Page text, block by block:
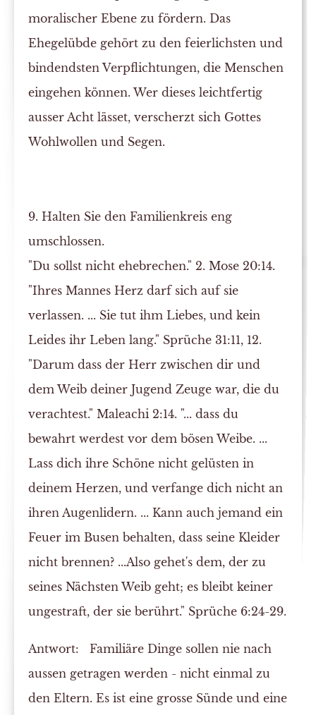
moralischer Ebene zu fördern. Das
Ehegelübde gehört zu den feierlichsten und
bindendsten Verpflichtungen, die Menschen
eingehen können. Wer dieses leichtfertig
ausser Acht lässet, verscherzt sich Gottes
Wohlwollen und Segen.
9. Halten Sie den Familienkreis eng
umschlossen.
"Du sollst nicht ehebrechen." 2. Mose 20:14.
"Ihres Mannes Herz darf sich auf sie
verlassen. ... Sie tut ihm Liebes, und kein
Leides ihr Leben lang." Sprüche 31:11, 12.
"Darum dass der Herr zwischen dir und
dem Weib deiner Jugend Zeuge war, die du
verachtest." Maleachi 2:14. "... dass du
bewahrt werdest vor dem bösen Weibe. ...
Lass dich ihre Schöne nicht gelüsten in
deinem Herzen, und verfange dich nicht an
ihren Augenlidern. ... Kann auch jemand ein
Feuer im Busen behalten, dass seine Kleider
nicht brennen? ...Also gehet's dem, der zu
seines Nächsten Weib geht; es bleibt keiner
ungestraft, der sie berührt." Sprüche 6:24-29.
Antwort: Familiäre Dinge sollen nie nach
aussen getragen werden - nicht einmal zu
den Eltern. Es ist eine grosse Sünde und eine